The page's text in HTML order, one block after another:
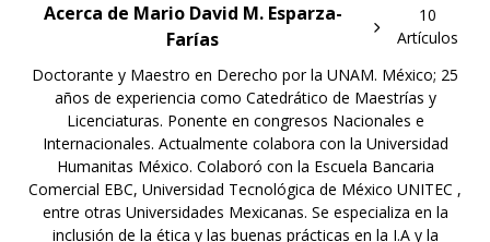
Acerca de Mario David M. Esparza-
Farías
10
Artículos
Doctorante y Maestro en Derecho por la UNAM. México; 25
años de experiencia como Catedrático de Maestrías y
Licenciaturas. Ponente en congresos Nacionales e
Internacionales. Actualmente colabora con la Universidad
Humanitas México. Colaboró con la Escuela Bancaria
Comercial EBC, Universidad Tecnológica de México UNITEC ,
entre otras Universidades Mexicanas. Se especializa en la
inclusión de la ética y las buenas prácticas en la I.A y la